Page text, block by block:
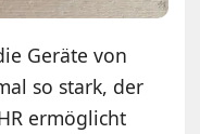
Geräte von
so stark, der
ermöglicht